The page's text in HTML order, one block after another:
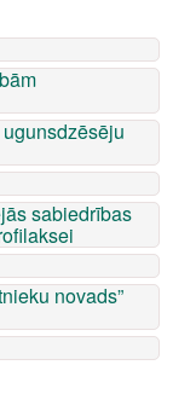
sabiedrības
novads”